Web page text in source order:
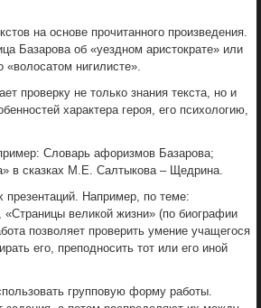
на основе прочитанного произведения.
Базарова об «уездном аристократе» или
нигилисте».
проверку не только знания текста, но и
характера героя, его психологию,
Словарь афоризмов Базарова;
в сказках М.Е. Салтыкова – Щедрина.
Например, по теме:
великой жизни» (по биографии
позволяет проверить умение учащегося
его, преподносить тот или его иной
групповую форму работы.